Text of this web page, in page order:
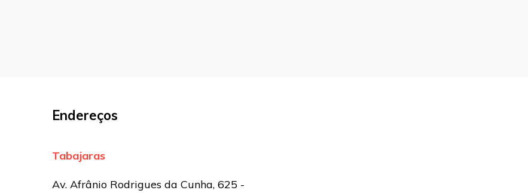
Sua avaliação
Endereços
Tabajaras
Av. Afrânio Rodrigues da Cunha, 625 -